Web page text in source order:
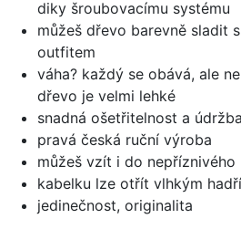
diky šroubovacímu systému
můžeš dřevo barevně sladit s
outfitem
váha? každý se obává, ale
dřevo je velmi lehké
snadná ošetřitelnost a údržba
pravá česká ruční výroba
můžeš vzít i do nepříznivého
kabelku lze otřít vlhkým
jedinečnost, originalita